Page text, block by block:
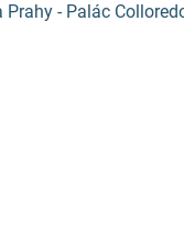
- Palác